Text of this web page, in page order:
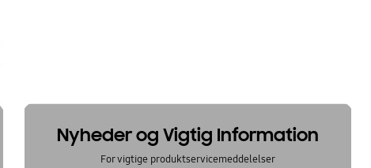
Nyheder og Vigtig Information
For vigtige produktservicemeddelelser